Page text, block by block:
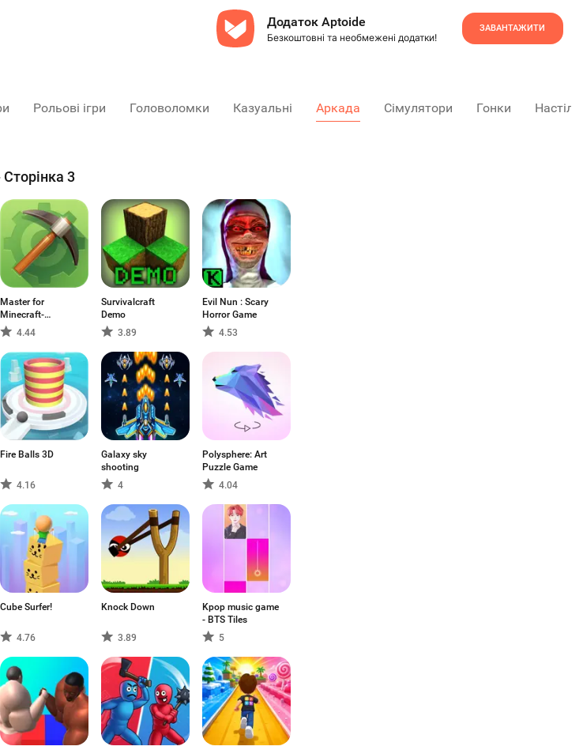
Додаток Aptoide
Безкоштовні та необмежені додатки!
ЗАВАНТАЖИТИ
Рольові ігри Головоломки Казуальні Аркада Сімулятори Гонки
3
Master for
Minecraft-
Launcher
4.44
Survivalcraft
Demo
3.89
Evil Nun : Scary
Horror Game
4.53
Fire Balls 3D
4.16
Galaxy sky
shooting
4
Polysphere: Art
Puzzle Game
4.04
Cube Surfer!
4.76
Knock Down
3.89
Kpop music game
- BTS Tiles
5